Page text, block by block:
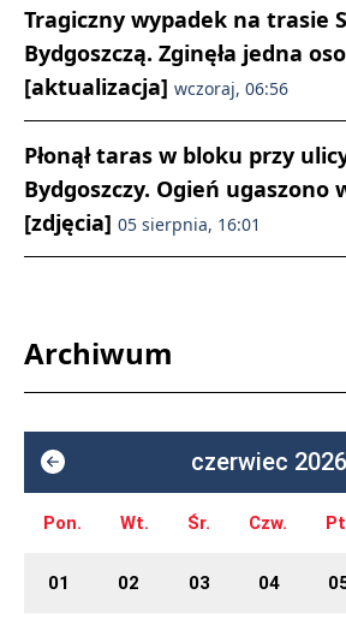
Tragiczny wypadek na trasie
Bydgoszczą. Zginęła jedna
[aktualizacja] wczoraj, 06:56
Płonął taras w bloku przy
Bydgoszczy. Ogień
[zdjęcia] 05 sierpnia, 16:01
Archiwum
czerwiec 2026
Pon. Wt. Śr. Czw.
01 02 03 04